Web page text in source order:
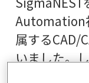
Automation
属するCAD/
いました。